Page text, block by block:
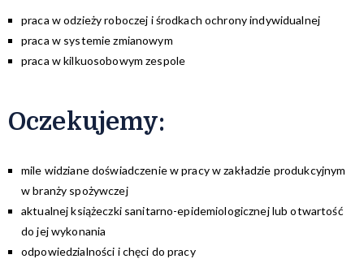
praca w odzieży roboczej i środkach ochrony indywidualnej
praca w systemie zmianowym
praca w kilkuosobowym zespole
Oczekujemy:
mile widziane doświadczenie w pracy w zakładzie produkcyjnym
w branży spożywczej
aktualnej książeczki sanitarno-epidemiologicznej lub otwartość
do jej wykonania
odpowiedzialności i chęci do pracy